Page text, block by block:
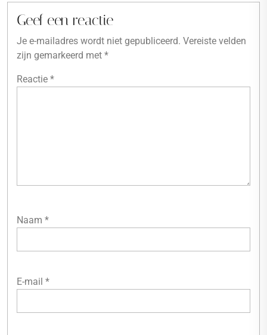
Geef een reactie
Je e-mailadres wordt niet gepubliceerd. Vereiste velden
zijn gemarkeerd met *
Reactie *
Naam *
E-mail *